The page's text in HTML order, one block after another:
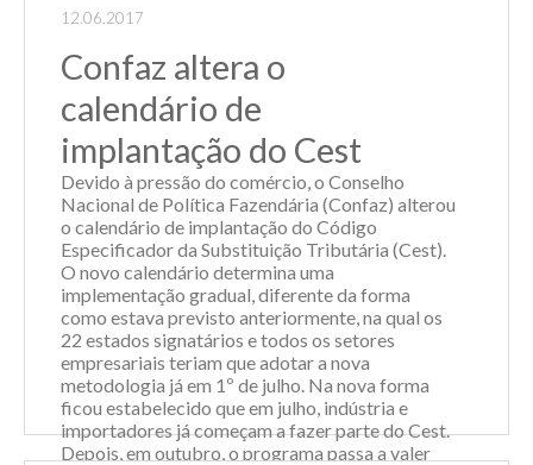
informa que esse reconhecimento ficará
12.06.2017
Confaz altera o
calendário de
implantação do Cest
Devido à pressão do comércio, o Conselho
Nacional de Política Fazendária (Confaz) alterou
o calendário de implantação do Código
Especificador da Substituição Tributária (Cest).
O novo calendário determina uma
implementação gradual, diferente da forma
como estava previsto anteriormente, na qual os
22 estados signatários e todos os setores
empresariais teriam que adotar a nova
metodologia já em 1º de julho. Na nova forma
ficou estabelecido que em julho, indústria e
importadores já começam a fazer parte do Cest.
Depois, em outubro, o programa passa a valer